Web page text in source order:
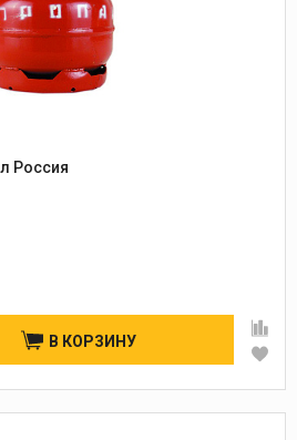
Баллон пропановый 5 л Россия
В КОРЗИНУ